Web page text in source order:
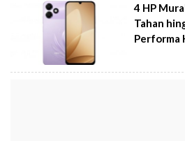
4 HP
Tahan
Performa